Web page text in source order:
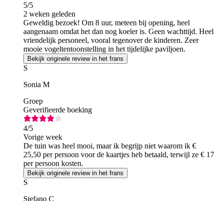
5/5
2 weken geleden
Geweldig bezoek! Om 8 uur, meteen bij opening, heel
aangenaam omdat het dan nog koeler is. Geen wachttijd. Heel
vriendelijk personeel, vooral tegenover de kinderen. Zeer
mooie vogeltentoonstelling in het tijdelijke paviljoen.
Bekijk originele review in het frans
S
Sonia M
Groep
Geverifieerde boeking
4/5
Vorige week
De tuin was heel mooi, maar ik begrijp niet waarom ik €
25,50 per persoon voor de kaartjes heb betaald, terwijl ze € 17
per persoon kosten.
Bekijk originele review in het frans
S
Stefano C